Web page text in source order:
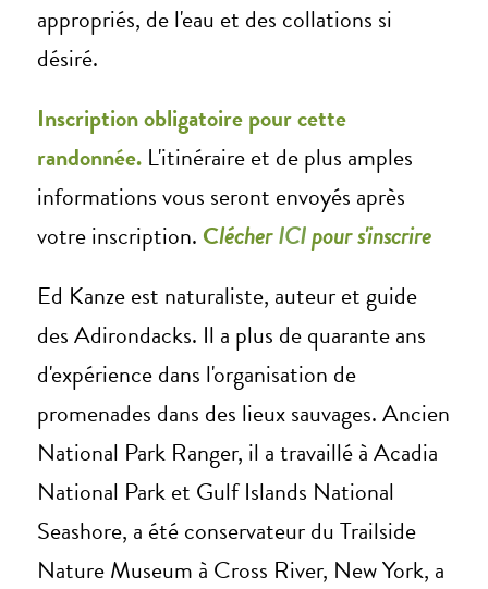
appropriés, de l'eau et des collations si
désiré.
Inscription obligatoire pour cette
randonnée. L'itinéraire et de plus amples
informations vous seront envoyés après
votre inscription. ClécherICIpour s'inscrire
Ed Kanze est naturaliste, auteur et guide
des Adirondacks. Il a plus de quarante ans
d'expérience dans l'organisation de
promenades dans des lieux sauvages. Ancien
National Park Ranger, il a travaillé à Acadia
National Park et Gulf Islands National
Seashore, a été conservateur du Trailside
Nature Museum à Cross River, New York, a